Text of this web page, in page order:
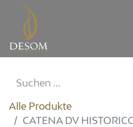
Alle Produkte
CATENA DV